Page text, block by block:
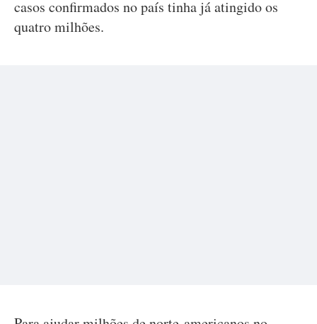
casos confirmados no país tinha já atingido os
quatro milhões.